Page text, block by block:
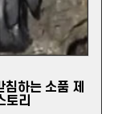
하는 소품 제
토리